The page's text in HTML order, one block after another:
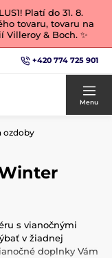
Platí do 31. 8.
tovaru, tovaru na
& Boch. ✨
+420 774 725 901
Menu
ozdoby
s vianočnými
v žiadnej
doplnky Vám